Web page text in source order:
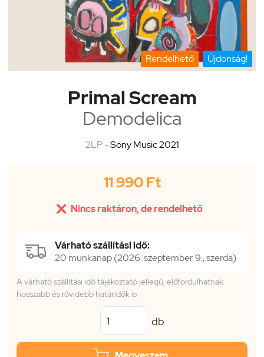
Rendelhető Újdonság!
Primal Scream
Demodelica
2LP -Sony Music 2021
11 990 Ft
 Nincs raktáron, de rendelhető
Várható szállítási idő:
20 munkanap (2026. szeptember 9., szerda)
A várható szállítási idő tájékoztató jellegű, előfordulhatnak
hosszabb és rövidebb határidők is
db